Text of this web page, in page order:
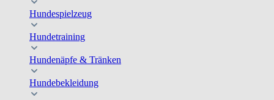
Hundespielzeug
Hundetraining
Hundenäpfe & Tränken
Hundebekleidung